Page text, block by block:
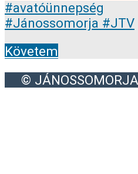
Követem
©